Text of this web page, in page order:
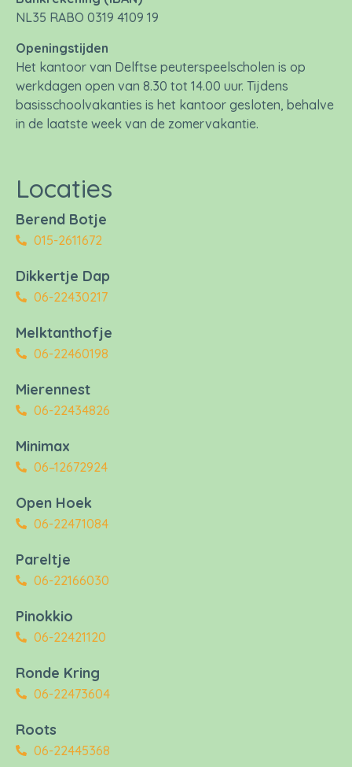
NL35 RABO 0319 4109 19
Openingstijden
Het kantoor van Delftse peuterspeelscholen is op
werkdagen open van 8.30 tot 14.00 uur. Tijdens
basisschoolvakanties is het kantoor gesloten, behalve
in de laatste week van de zomervakantie.
Locaties
Berend Botje
015-2611672
Dikkertje Dap
06-22430217
Melktanthofje
06-22460198
Mierennest
06-22434826
Minimax
06–12672924
Open Hoek
06-22471084
Pareltje
06-22166030
Pinokkio
06-22421120
Ronde Kring
06-22473604
Roots
06-22445368